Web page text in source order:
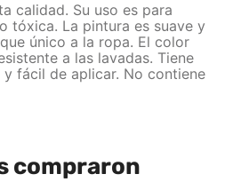
calidad. Su uso es para
tóxica. La pintura es suave y
único a la ropa. El color
a las lavadas. Tiene
fácil de aplicar. No contiene
compraron